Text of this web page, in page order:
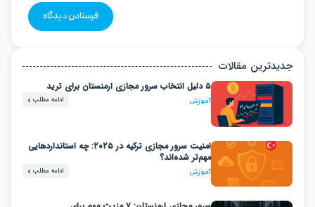
مقالات
آموزش
امنیت سرور مجازی ترکیه در ۲۰۲۵: چه استانداردهایی
مهم‌تر شده‌اند؟
آموزش